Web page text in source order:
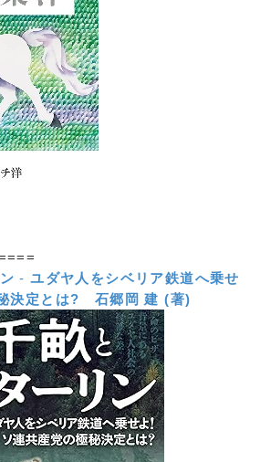
-ユダヤ人をシベリア鉄道へ乗せ
決定とは?
石郷岡 建 (著)